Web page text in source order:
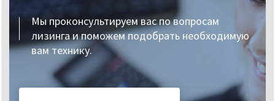
Мы проконсультируем вас по вопросам
лизинга и поможем подобрать необходимую
вам технику.